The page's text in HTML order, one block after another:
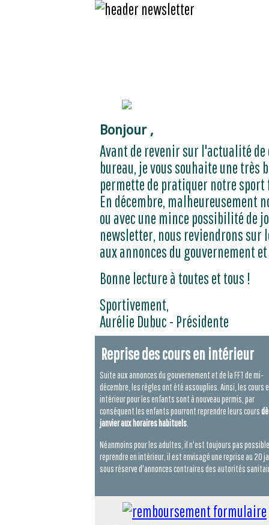
Bonjour ,
Avant de revenir sur l'actualité de
bureau, je vous souhaite une très
permette de pratiquer notre
En décembre, malheureusement
ou avec une mince possibilité de
newsletter, nous reviendrons sur
aux annonces du gouvernement
Bonne lecture à toutes et tous !
Sportivement,
Aurélie Dubuc - Présidente
Reprise des cours en intérieur
Suite aux annonces du gouvernement et de la FFT de mi-
décembre, les règles ont été assouplies. Ainsi, les cours
intérieur pour les enfants sont à nouveau permis, par
conséquent les enfants pourront reprendre leurs cours
janvier aux horaires habituels.
Néanmoins pour les adultes, il n'est toujours pas
reprendre en intérieur, il est envisagé une reprise au 20
sous réserve d'annonces contraires des autorités